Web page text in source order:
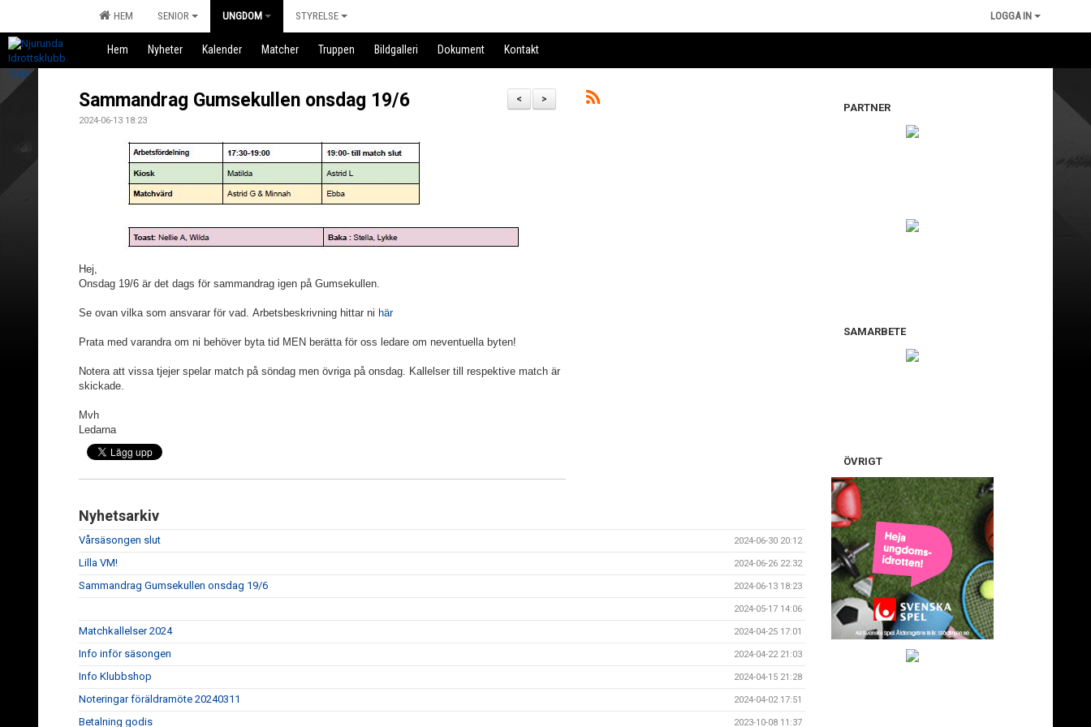
HEM SENIOR UNGDOM STYRELSE LOGGA IN
Hem Nyheter Kalender Matcher Truppen Bildgalleri Dokument Kontakt
>
<
Sammandrag Gumsekullen onsdag 19/6
2024-06-13 18:23
Hej,
Onsdag 19/6 är det dags för sammandrag igen på Gumsekullen.
Se ovan vilka som ansvarar för vad. Arbetsbeskrivning hittar ni här
Prata med varandra om ni behöver byta tid MEN berätta för oss ledare om neventuella byten!
Notera att vissa tjejer spelar match på söndag men övriga på onsdag. Kallelser till respektive match är
skickade.
Mvh
Ledarna
Nyhetsarkiv
Vårsäsongen slut 2024-06-30 20:12
Lilla VM! 2024-06-26 22:32
Sammandrag Gumsekullen onsdag 19/6 2024-06-13 18:23
2024-05-17 14:06
Matchkallelser 2024 2024-04-25 17:01
Info inför säsongen 2024-04-22 21:03
Info Klubbshop 2024-04-15 21:28
Noteringar föräldramöte 20240311 2024-04-02 17:51
Betalning godis 2023-10-08 11:37
PARTNER
SAMARBETE
ÖVRIGT